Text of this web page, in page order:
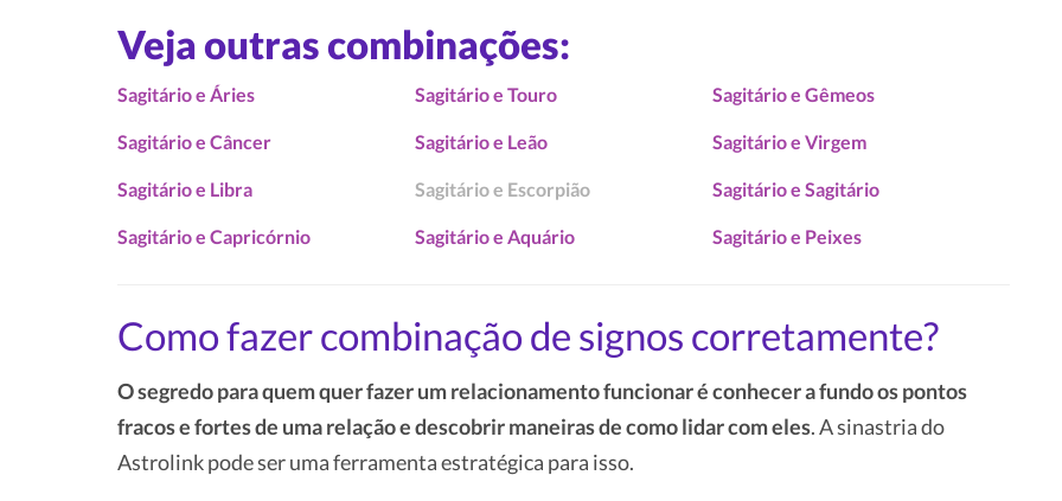
Veja outras combinações:
Sagitário e Áries Sagitário e Touro Sagitário e Gêmeos
Sagitário e Câncer Sagitário e Leão Sagitário e Virgem
Sagitário e Libra Sagitário e Escorpião Sagitário e Sagitário
Sagitário e Capricórnio Sagitário e Aquário Sagitário e Peixes
Como fazer combinação de signos corretamente?
O segredo para quem quer fazer um relacionamento funcionar é conhecer a fundo os pontos
fracos e fortes de uma relação e descobrir maneiras de como lidar com eles. A sinastria do
Astrolink pode ser uma ferramenta estratégica para isso.